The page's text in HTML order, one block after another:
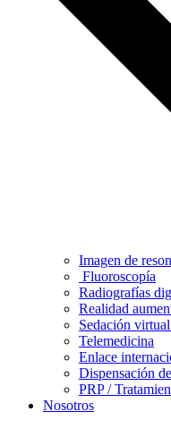
Imagen de
Fluoroscopía
Radiografías
Realidad
Sedación
Telemedicina
Enlace
Dispensación
PRP /
Nosotros